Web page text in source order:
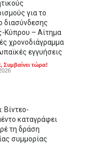
για το
διασύνδεσης
Κύπρου – Αίτημα
χρονοδιάγραμμα
εγγυήσεις
, Συμβαίνει τώρα!
Βίντεο-
καταγράφει
τη δράση
συμμορίας